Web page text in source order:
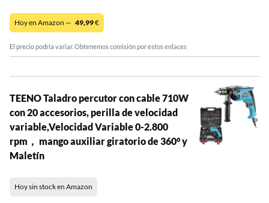
Hoy en Amazon — 49,99€
El precio podría variar. Obtenemos comisión por estos enlaces
TEENO Taladro percutor con cable 710W
con 20 accesorios, perilla de velocidad
variable,Velocidad Variable 0-2.800
rpm， mango auxiliar giratorio de 360° y
Maletín
Hoy sin stock en Amazon